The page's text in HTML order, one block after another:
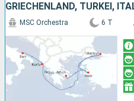
GRIECHENLAND, TÜRKEI,
MSC Orchestra 6 T